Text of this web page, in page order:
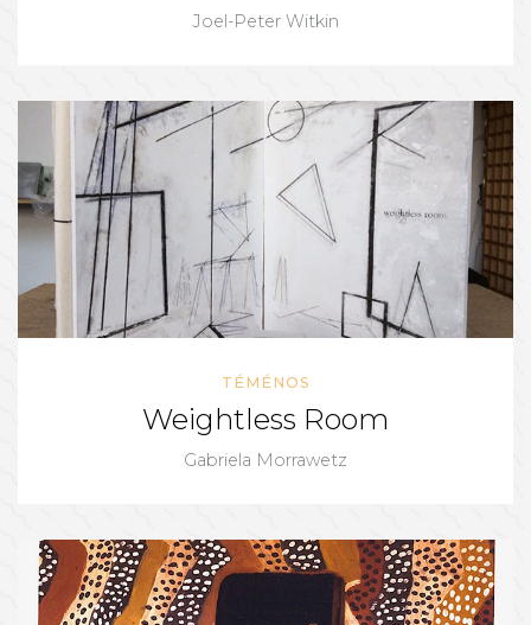
Joel-Peter Witkin
TÉMÉNOS
Weightless Room
Gabriela Morrawetz